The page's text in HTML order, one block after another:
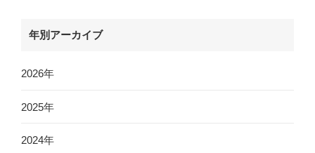
年別アーカイブ
2026年
2025年
2024年